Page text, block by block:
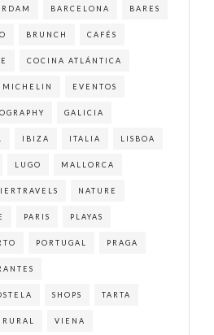
BARCELONA BARES
BRUNCH CAFÉS
COCINA ATLÁNTICA
MICHELIN EVENTOS
GALICIA
IBIZA ITALIA LISBOA
LUGO MALLORCA
NATURE
PARIS PLAYAS
PORTUGAL PRAGA
SHOPS TARTA
VIENA